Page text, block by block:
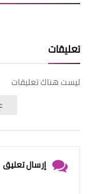
تعليقات
ليست هناك تعليقات
إرسال تعليق